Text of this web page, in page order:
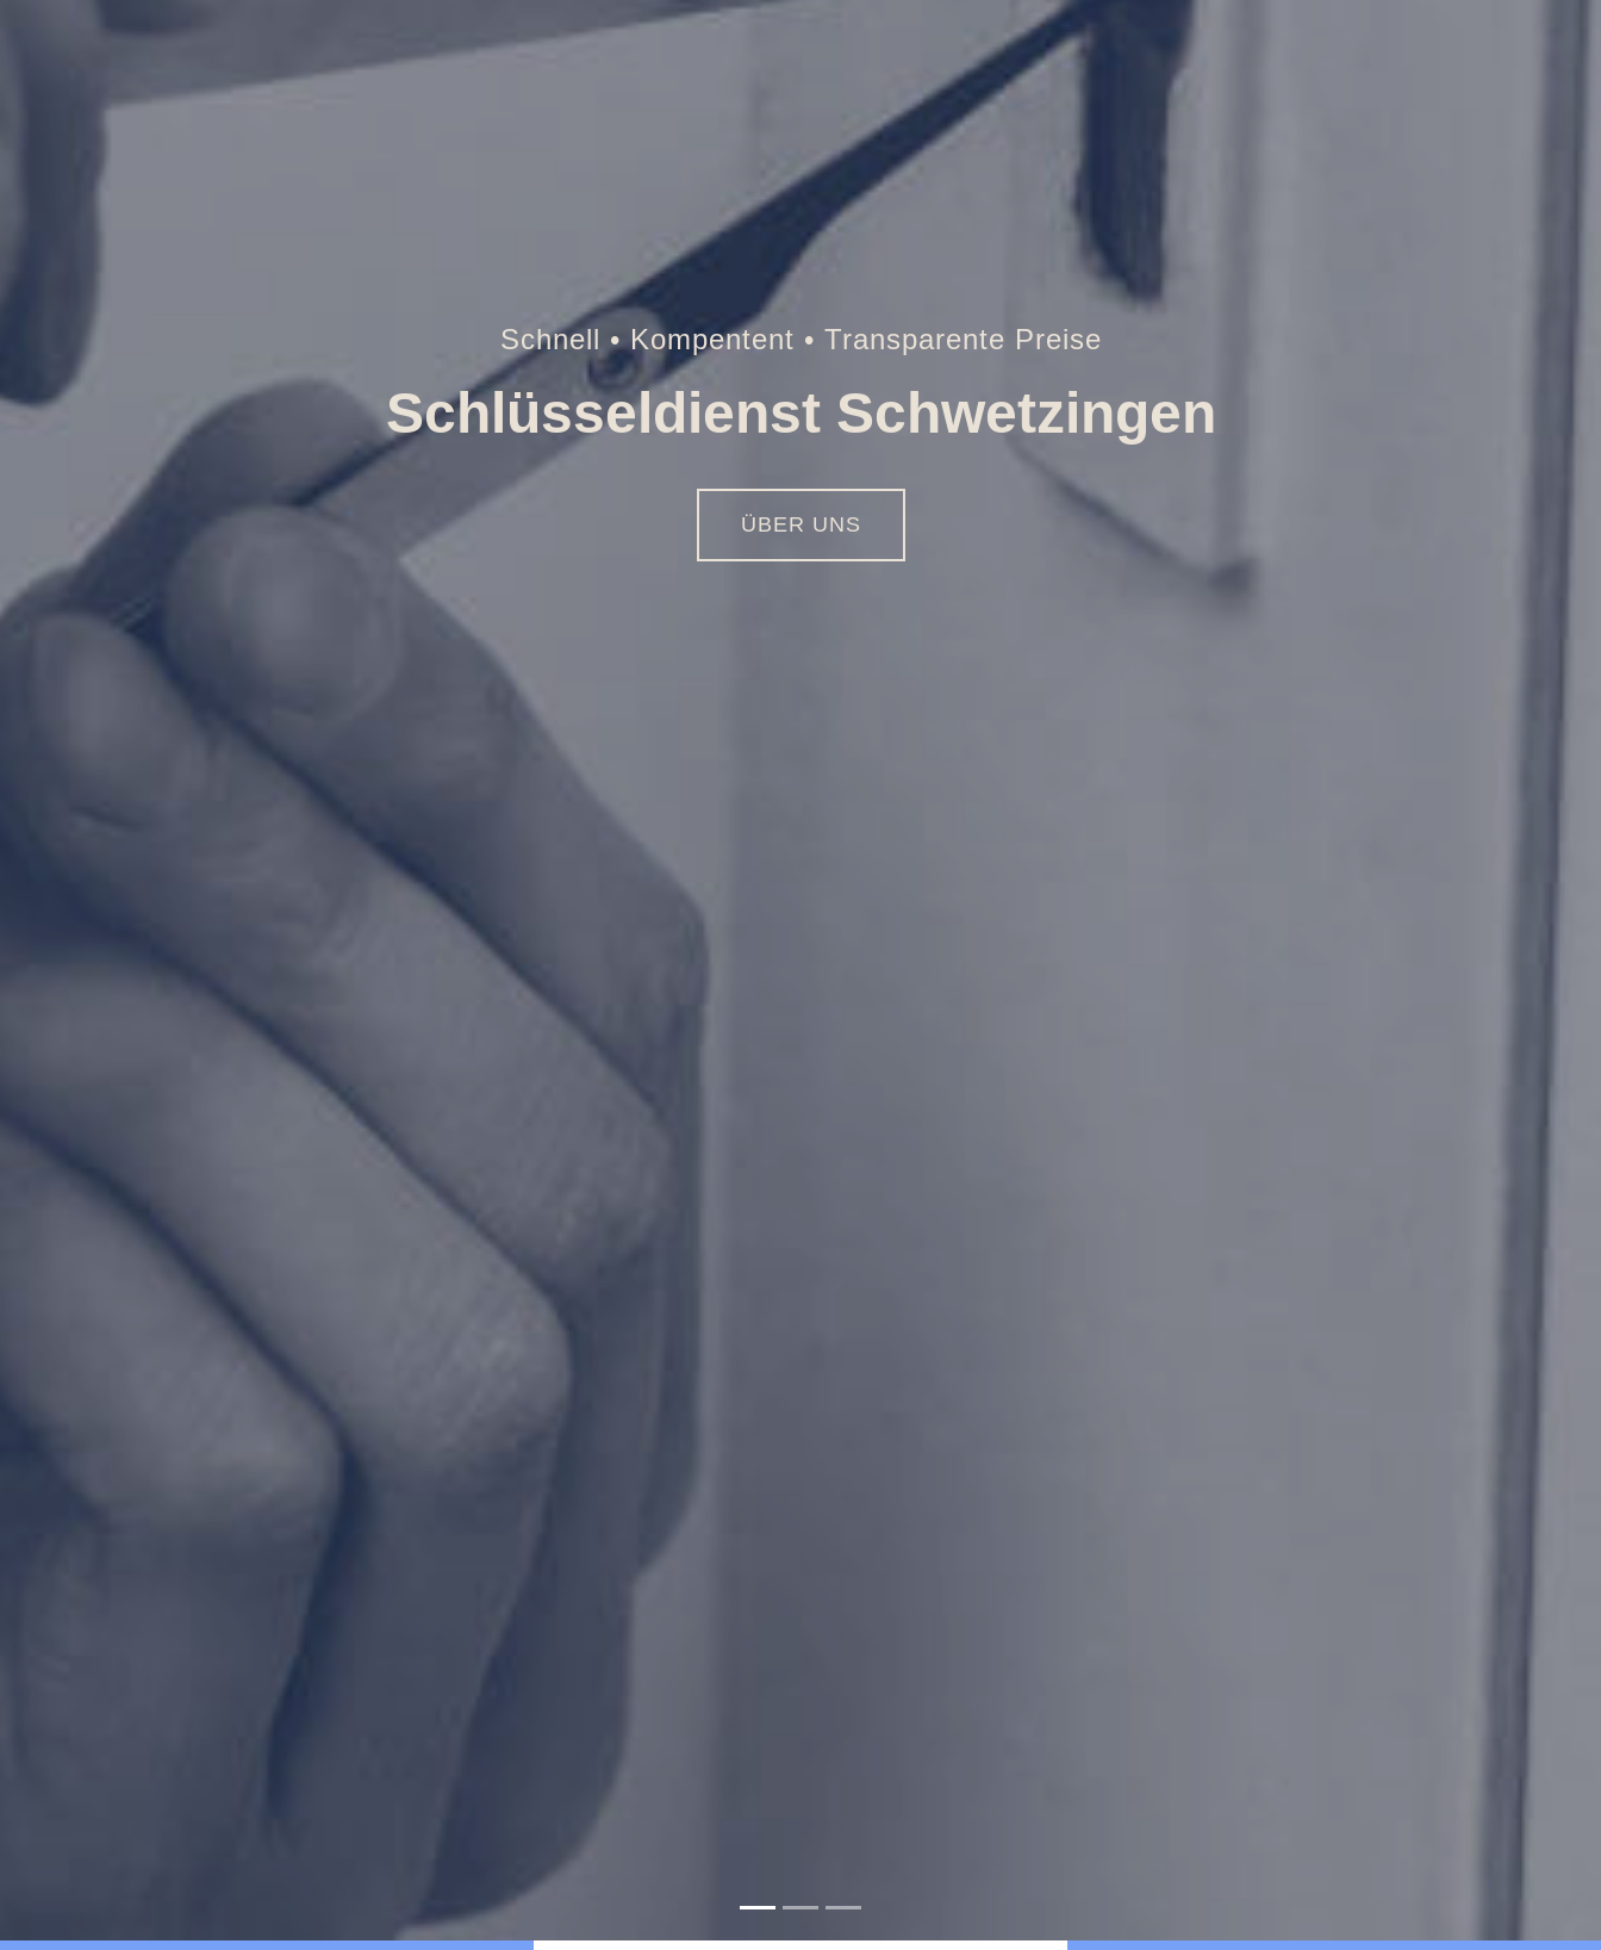
Tresor • Auto • Briefkasten • Brandschutztür
Öffnungen aller Art
01516 - 113 55 44